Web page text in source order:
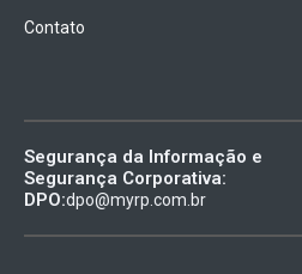
Contato
Segurança da Informação e
Segurança Corporativa:
DPO:dpo@myrp.com.br